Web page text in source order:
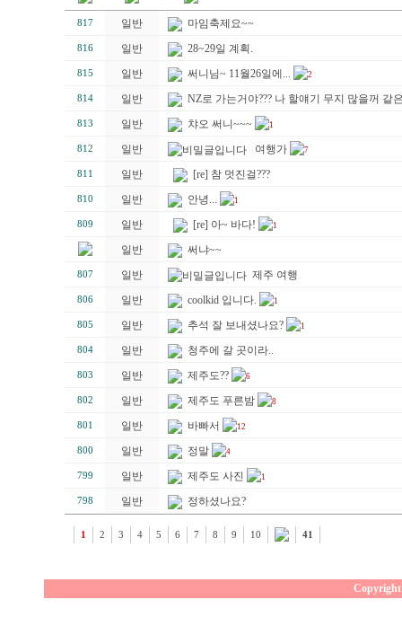
817 일반 마임축제요~~
816 일반 28~29일 계획.
815 일반 써니님~ 11월26일에... 2
814 일반 NZ로 가는거야??? 나 할얘기 무지 많을꺼 같
813 일반 챠오 써니~~~ 1
812 일반 여행가 7
811 일반 [re] 참 멋진걸???
810 일반 안녕... 1
809 일반 [re] 아~ 바다! 1
일반 써냐~~
807 일반 제주 여행
806 일반 coolkid 입니다. 1
805 일반 추석 잘 보내셨나요? 1
804 일반 청주에 갈 곳이라..
803 일반 제주도?? 6
802 일반 제주도 푸른밤 8
801 일반 바빠서 12
800 일반 정말 4
799 일반 제주도 사진 1
798 일반 정하셨나요?
1 2 3 4 5 6 7 8 9 10 41
Copyright